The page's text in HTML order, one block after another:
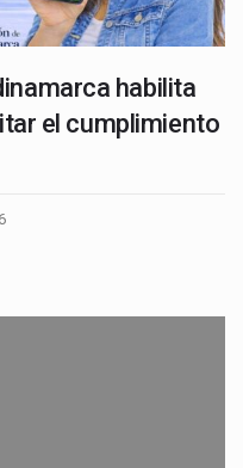
habilita
el cumplimiento